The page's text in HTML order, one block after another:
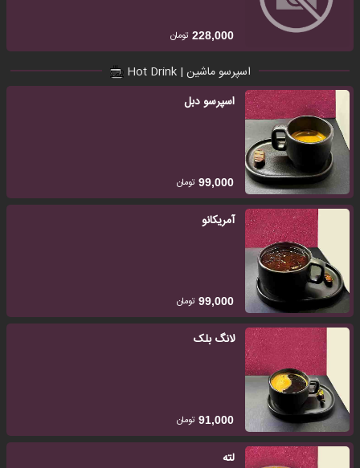
228,000 تومان
اسپرسو ماشین | Hot Drink
اسپرسو‌ دبل
99,000 تومان
آمریکانو
99,000 تومان
لانگ بلک
91,000 تومان
لته